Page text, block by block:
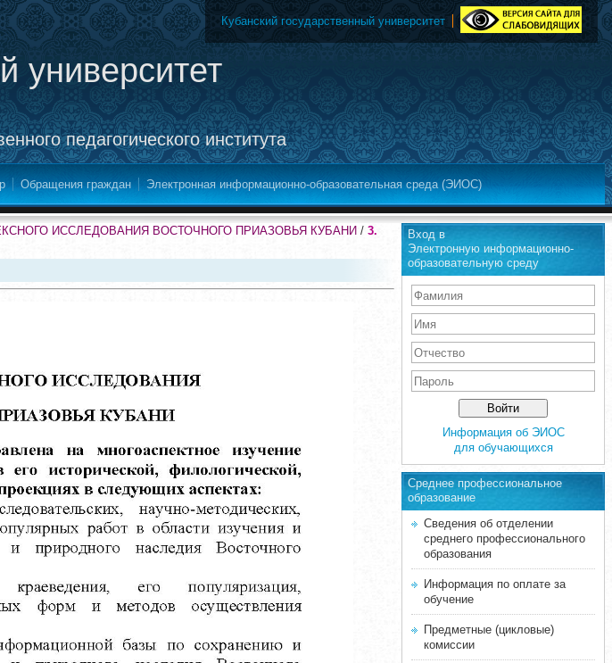
университет
педагогического института
Кубанский государственный университет
Обращения граждан Электронная информационно-образовательная среда (ЭИОС)
ИССЛЕДОВАНИЯ ВОСТОЧНОГО ПРИАЗОВЬЯ КУБАНИ / 3.
Вход в
Электронную информационно-
образовательную среду
Информация об ЭИОС
для обучающихся
Среднее професcиональное
образование
Сведения об отделении
среднего профессионального
образования
Информация по оплате за
обучение
Предметные (цикловые)
комиссии